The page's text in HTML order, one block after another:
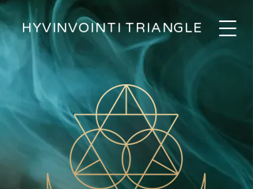
HYVINVOINTI TRIANGLE